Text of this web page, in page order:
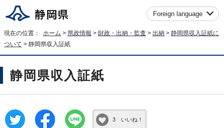
Foreign language
現在の位置： ホーム > 県政情報 > 財政・出納・監査 > 出納 > 静岡県収入証紙に
ついて > 静岡県収入証紙
静岡県収入証紙
3 いいね！